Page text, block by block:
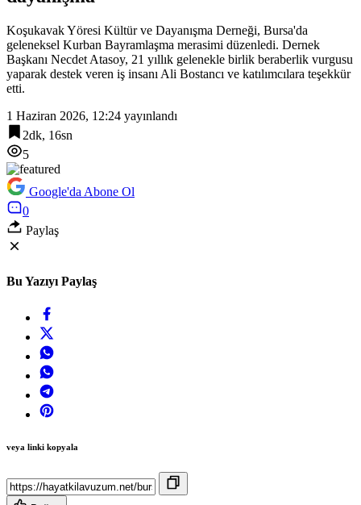
Koşukavak Yöresi Kültür ve Dayanışma Derneği, Bursa'da
geleneksel Kurban Bayramlaşma merasimi düzenledi. Dernek
Başkanı Necdet Atasoy, 21 yıllık gelenekle birlik beraberlik vurgusu
yaparak destek veren iş insanı Ali Bostancı ve katılımcılara teşekkür
etti.
1 Haziran 2026, 12:24 yayınlandı
2dk, 16sn
5
Google'da Abone Ol
0
Paylaş
Bu Yazıyı Paylaş
veya linki kopyala